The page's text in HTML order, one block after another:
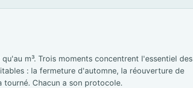
m³. Trois moments concentrent l'essentiel des
: la fermeture d'automne, la réouverture de
Chacun a son protocole.